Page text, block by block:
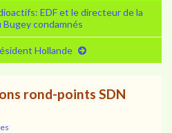
EDF et le directeur de la
condamnés
Hollande
rond-points SDN